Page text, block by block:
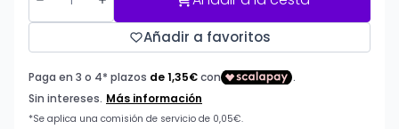
Añadir a favoritos